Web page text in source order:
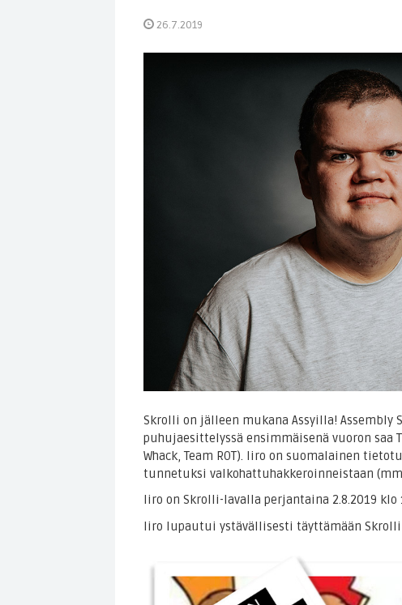
26.7.2019
Skrolli on jälleen mukana Assyilla! Assembly
puhujaesittelyssä ensimmäisenä vuoron saa
Whack, Team ROT). Iiro on suomalainen
tunnetuksi valkohattuhakkeroinneistaan
Iiro on Skrolli-lavalla perjantaina 2.8.2019 klo
Iiro lupautui ystävällisesti täyttämään